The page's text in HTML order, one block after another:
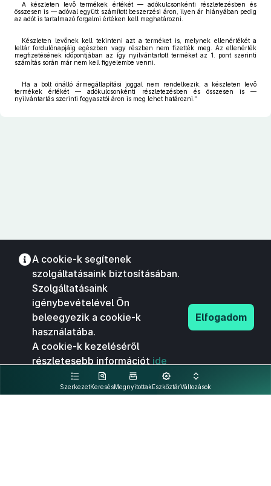
A készleten levő termékek értékét — adókulcsonkénti részletezésben és
összesen is — adóval együtt számított beszerzési áron, ilyen ár hiányában pedig
az adót is tartalmazó forgalmi értéken kell meghatározni.
Készleten levőnek kell tekinteni azt a terméket is, melynek ellenértékét a
leltár fordulónapjáig egészben vagy részben nem fizették meg. Az ellenérték
megfizetésének időpontjában az így nyilvántartott terméket az 1. pont szerinti
számítás során már nem kell figyelembe venni.
Ha a bolt önálló ármegállapítási joggal nem rendelkezik, a készleten levő
termékek értékét — adókulcsonkénti részletezésben és összesen is —
nyilvántartás szerinti fogyasztói áron is meg lehet határozni.''
SzerkezetKeresésMegnyitottakEszköztárVáltozások
A cookie-k segítenek
szolgáltatásaink biztosításában.
Szolgáltatásaink
igénybevételével Ön
beleegyezik a cookie-k
használatába.
A cookie-k kezeléséről
részletesebb információt ide
kattintva olvashat.
Elfogadom